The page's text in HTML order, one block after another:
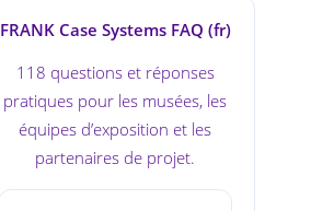
FRANK Case Systems FAQ (fr)
118 questions et réponses
pratiques pour les musées, les
équipes d’exposition et les
partenaires de projet.